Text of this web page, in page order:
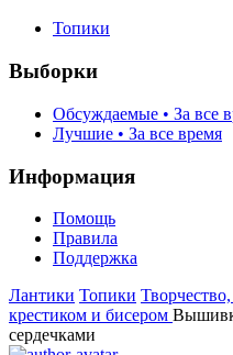
Топики
Выборки
Обсуждаемые • За все
Лучшие • За все время
Информация
Помощь
Правила
Поддержка
Лантики Топики
крестиком и бисером
сердечками